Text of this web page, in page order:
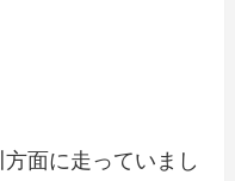
面に走っていまし